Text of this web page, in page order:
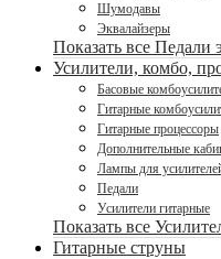
Шумодавы
Эквалайзеры
Показать все Педали
Усилители, комбо,
Басовые
Гитарные
Гитарные процессоры
Дополнительные
Лампы для
Педали
Усилители гитарные
Показать все
Гитарные струны